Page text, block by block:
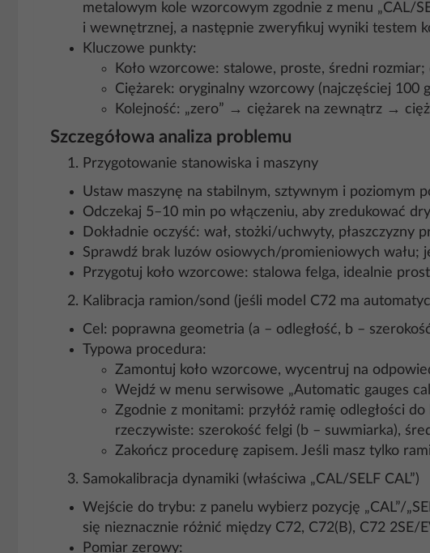
metalowym kole wzorcowym zgodnie z menu „CAL/
i wewnętrznej, a następnie zweryfikuj wyniki testem
Kluczowe punkty:
Koło wzorcowe: stalowe, proste, średni
Ciężarek: oryginalny wzorcowy (najczęściej 100
Kolejność: „zero” → ciężarek na zewnątrz →
Szczegółowa analiza problemu
Przygotowanie stanowiska i maszyny
Ustaw maszynę na stabilnym, sztywnym i poziomym
Odczekaj 5–10 min po włączeniu, aby zredukować
Dokładnie oczyść: wał, stożki/uchwyty, płaszczyzny
Sprawdź brak luzów osiowych/promieniowych wału;
Przygotuj koło wzorcowe: stalowa felga, idealnie
Kalibracja ramion/sond (jeśli model C72 ma
Cel: poprawna geometria (a – odległość, b –
Typowa procedura:
Zamontuj koło wzorcowe, wycentruj na
Wejdź w menu serwisowe „Automatic gauges
Zgodnie z monitami: przyłóż ramię odległości
rzeczywiste: szerokość felgi (b – suwmiarka),
Zakończ procedurę zapisem. Jeśli masz tylko
Samokalibracja dynamiki (właściwa „CAL/SELF CAL”)
Wejście do trybu: z panelu wybierz pozycję „CAL”/
się nieznacznie różnić między C72, C72(B), C72 2SE/
Pomiar zerowy: